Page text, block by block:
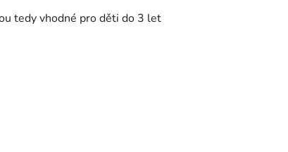
tedy vhodné pro děti do 3 let